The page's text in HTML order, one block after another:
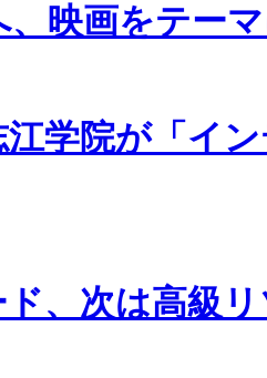
映画をテー
学院が「イ
、次は高級